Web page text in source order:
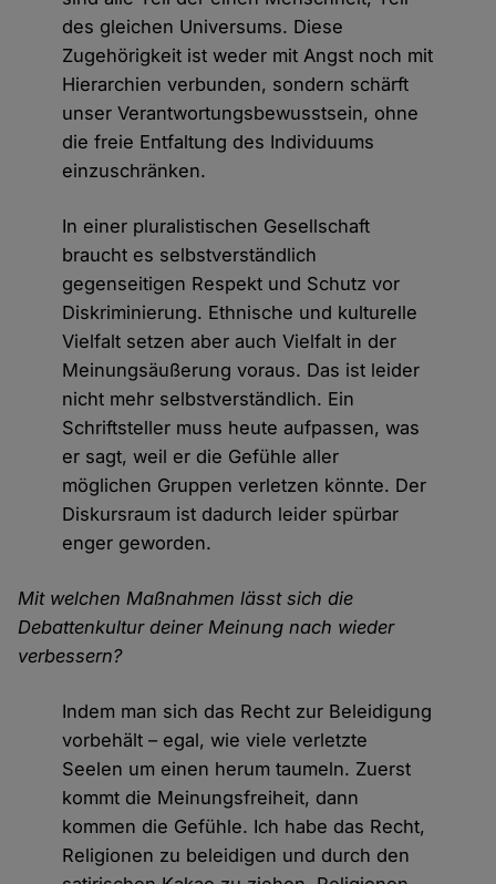
des gleichen Universums. Diese
Zugehörigkeit ist weder mit Angst noch mit
Hierarchien verbunden, sondern schärft
unser Verantwortungsbewusstsein, ohne
die freie Entfaltung des Individuums
einzuschränken.
In einer pluralistischen Gesellschaft
braucht es selbstverständlich
gegenseitigen Respekt und Schutz vor
Diskriminierung. Ethnische und kulturelle
Vielfalt setzen aber auch Vielfalt in der
Meinungsäußerung voraus. Das ist leider
nicht mehr selbstverständlich. Ein
Schriftsteller muss heute aufpassen, was
er sagt, weil er die Gefühle aller
möglichen Gruppen verletzen könnte. Der
Diskursraum ist dadurch leider spürbar
enger geworden.
Mit welchen Maßnahmen lässt sich die
Debattenkultur deiner Meinung nach wieder
verbessern?
Indem man sich das Recht zur Beleidigung
vorbehält – egal, wie viele verletzte
Seelen um einen herum taumeln. Zuerst
kommt die Meinungsfreiheit, dann
kommen die Gefühle. Ich habe das Recht,
Religionen zu beleidigen und durch den